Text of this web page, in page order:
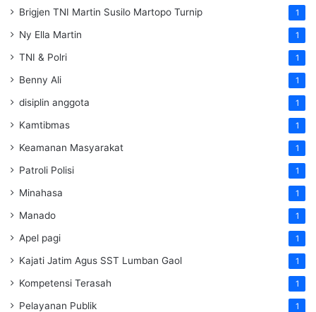
Brigjen TNI Martin Susilo Martopo Turnip 1
Ny Ella Martin 1
TNI & Polri 1
Benny Ali 1
disiplin anggota 1
Kamtibmas 1
Keamanan Masyarakat 1
Patroli Polisi 1
Minahasa 1
Manado 1
Apel pagi 1
Kajati Jatim Agus SST Lumban Gaol 1
Kompetensi Terasah 1
Pelayanan Publik 1